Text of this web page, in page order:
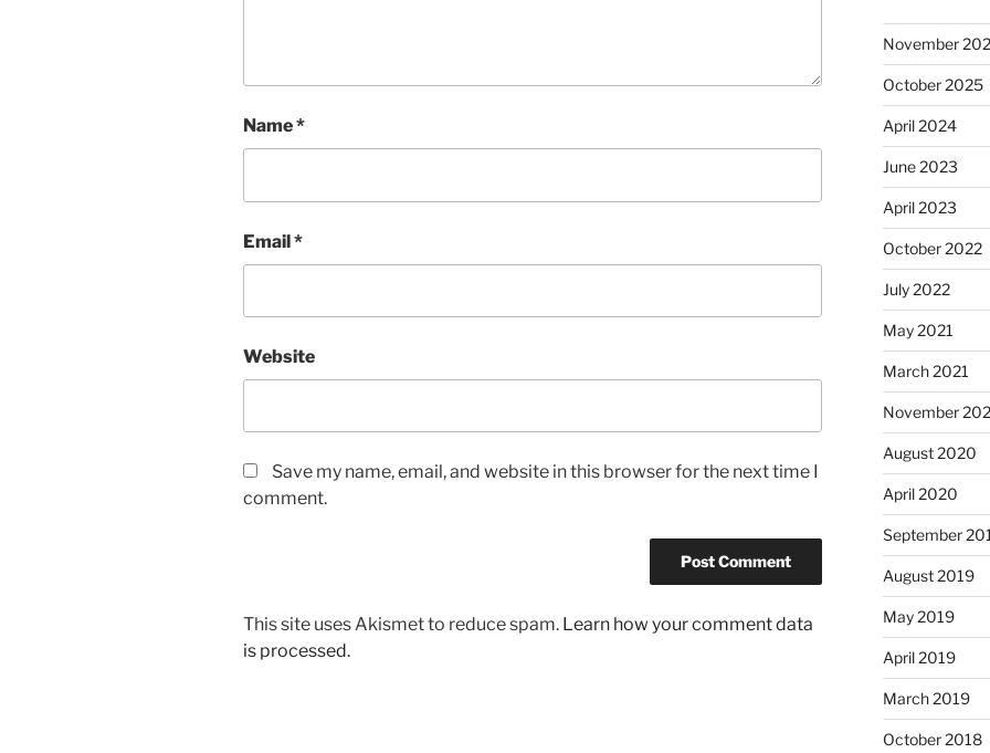
Name*
Email*
Website
Save my name, email, and website in this browser for the next time I
comment.
This site uses Akismet to reduce spam. Learn how your comment data
is processed.
November
October 2025
April 2024
June 2023
April 2023
October 2022
July 2022
May 2021
March 2021
November
August 2020
April 2020
September
August 2019
May 2019
April 2019
March 2019
October 2018